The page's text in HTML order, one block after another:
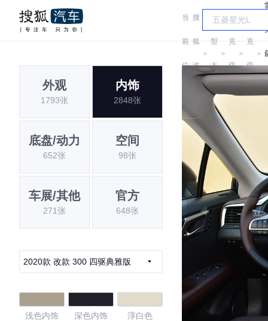
当
前
位
搜
狐
汽
＞
车
型
大
全
＞
雷
克
萨
＞
雷
克
萨
＞
外观
1793张
内饰
2848张
底盘/动力
652张
空间
98张
车展/其他
271张
官方
648张
2020款 改款 300 四驱典雅版
浅色内饰 深色内饰 淳白色